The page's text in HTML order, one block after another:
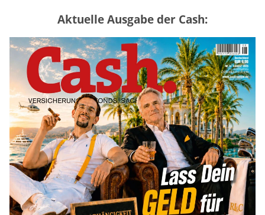
Vermieter-Zutritt: Wann Mieter
die Wohnung öffnen müssen
mehr
Goldpreis erreicht Sieben-Wochen-
Hoch nach schwachen US-Jobdaten
mehr
Mütterrente III Tabelle: So viel Renten-
Nachzahlung ist pro Kind möglich
mehr
Aktuelle Ausgabe der Cash: